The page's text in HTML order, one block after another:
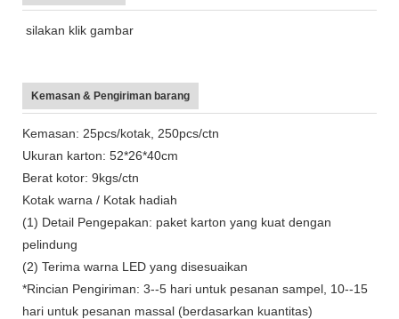
silakan klik gambar
Kemasan & Pengiriman barang
Kemasan: 25pcs/kotak, 250pcs/ctn
Ukuran karton: 52*26*40cm
Berat kotor: 9kgs/ctn
Kotak warna / Kotak hadiah
(1) Detail Pengepakan: paket karton yang kuat dengan
pelindung
(2) Terima warna LED yang disesuaikan
*Rincian Pengiriman: 3--5 hari untuk pesanan sampel, 10--15
hari untuk pesanan massal (berdasarkan kuantitas)